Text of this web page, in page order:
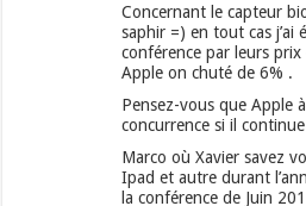
Concernant le capteur
saphir =) en tout cas j’ai
conférence par leurs prix
Apple on chuté de 6% .
Pensez-vous que Apple
concurrence si il
Marco où Xavier savez
Ipad et autre durant
la conférence de Juin